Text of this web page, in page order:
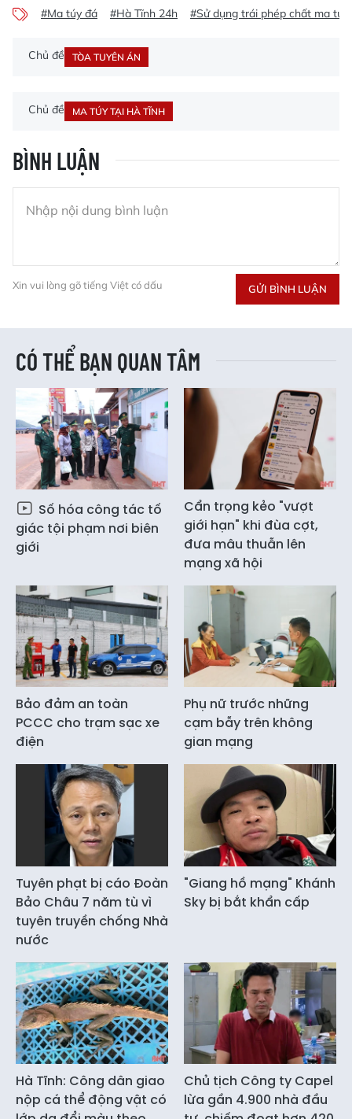
#Ma túy đá #Hà Tĩnh 24h #Sử dụng trái phép chất ma túy
Chủ đề TÒA TUYÊN ÁN
Chủ đề MA TÚY TẠI HÀ TĨNH
BÌNH LUẬN
Xin vui lòng gõ tiếng Việt có dấu GỬI BÌNH LUẬN
CÓ THỂ BẠN QUAN TÂM
Số hóa công tác tố
giác tội phạm nơi biên
giới
Cẩn trọng kẻo "vượt
giới hạn" khi đùa cợt,
đưa mâu thuẫn lên
mạng xã hội
Bảo đảm an toàn
PCCC cho trạm sạc xe
điện
Phụ nữ trước những
cạm bẫy trên không
gian mạng
Tuyên phạt bị cáo Đoàn
Bảo Châu 7 năm tù vì
tuyên truyền chống Nhà
nước
"Giang hồ mạng" Khánh
Sky bị bắt khẩn cấp
Hà Tĩnh: Công dân giao
nộp cá thể động vật có
Chủ tịch Công ty Capel
lừa gần 4.900 nhà đầu